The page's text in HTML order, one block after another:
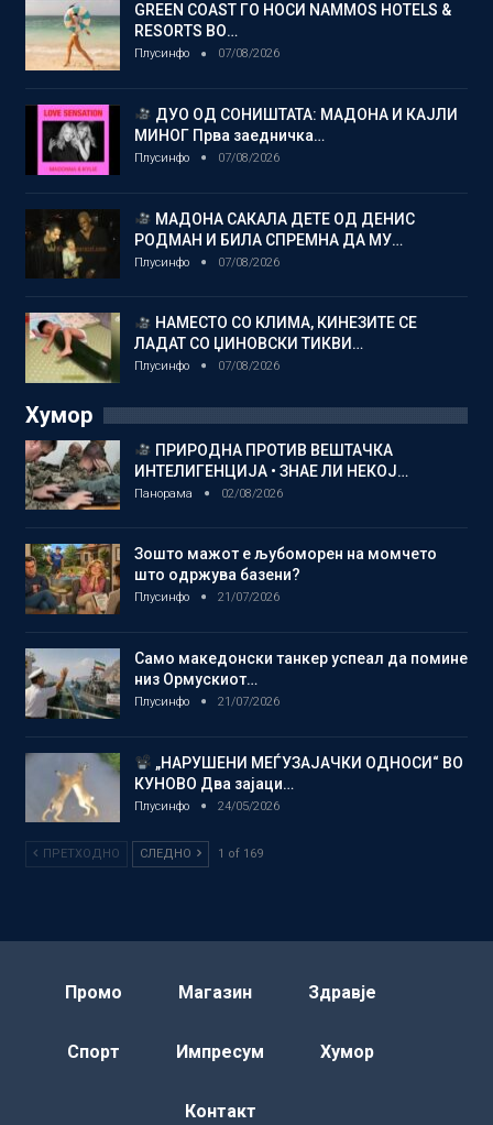
GREEN COAST ГО НОСИ NAMMOS HOTELS &
RESORTS ВО…
Плусинфо 07/08/2026
ДУО ОД СОНИШТАТА: МАДОНА И КАЈЛИ
МИНОГ Прва заедничка…
Плусинфо 07/08/2026
МАДОНА САКАЛА ДЕТЕ ОД ДЕНИС
РОДМАН И БИЛА СПРЕМНА ДА МУ…
Плусинфо 07/08/2026
НАМЕСТО СО КЛИМА, КИНЕЗИТЕ СЕ
ЛАДАТ СО ЏИНОВСКИ ТИКВИ…
Плусинфо 07/08/2026
Хумор
ПРИРОДНА ПРОТИВ ВЕШТАЧКА
ИНТЕЛИГЕНЦИЈА • ЗНАЕ ЛИ НЕКОЈ…
Панорама 02/08/2026
Зошто мажот е љубоморен на момчето
што одржува базени?
Плусинфо 21/07/2026
Само македонски танкер успеал да помине
низ Ормускиот…
Плусинфо 21/07/2026
„НАРУШЕНИ МЕЃУЗАЈАЧКИ ОДНОСИ“ ВО
КУНОВО Два зајаци…
Плусинфо 24/05/2026
ПРЕТХОДНО СЛЕДНО 1 of 169
Промо Магазин Здравје
Спорт Импресум Хумор
Контакт